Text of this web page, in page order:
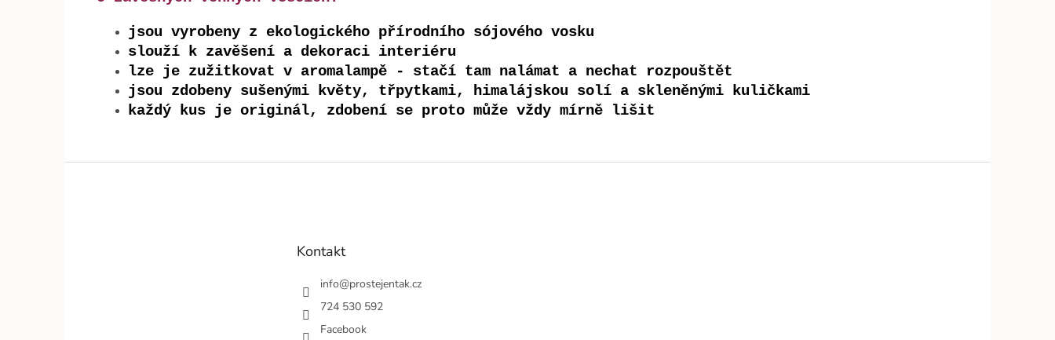
jsou vyrobeny z ekologického přírodního sójového vosku
slouží k zavěšení a dekoraci interiéru
lze je zužitkovat v aromalampě - stačí tam nalámat a nechat rozpouštět
jsou zdobeny sušenými květy, třpytkami, himalájskou solí a skleněnými kuličkami
každý kus je originál, zdobení se proto může vždy mírně lišit
Kontakt
info@prostejentak.cz
724 530 592
Facebook